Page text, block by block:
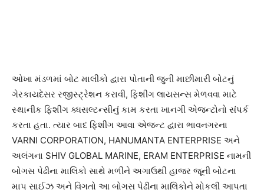
ઓખા મંડળમાં બોટ માલીકો દ્વારા પોતાની જુની માછીમારી બોટનું
ગેરકાયદેસર રજીસ્ટ્રેશન કરાવી, ફિશીંગ લાયસન્સ મેળવવા માટે
સ્થાનીક ફિશીંગ ક્ધસલ્ટન્સીનું કામ કરતા ખાનગી એજન્ટોનો સંપર્ક
કરતા હતા. ત્યાર બાદ ફિશીંગ આવા એજન્ટ દ્વારા ભાવનગરના
VARNI CORPORATION, HANUMANTA ENTERPRISE અને
અલંગના SHIV GLOBAL MARINE, ERAM ENTERPRISE નામની
બોગસ પેઢીના માલિકો સાથે મળીને અગાઉથી હાજર જૂની બોટના
માપ સાઈઝ અને વિગતો આ બોગસ પેઢીના માલિકોને મોકલી આપતા